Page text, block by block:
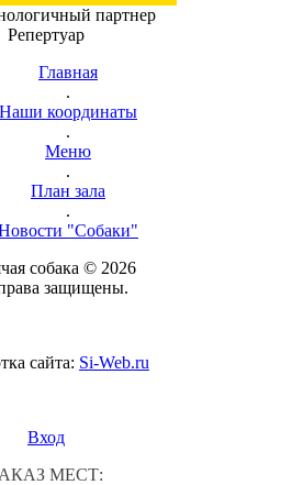
партнер
Репертуар
Главная
.
Наши координаты
.
Меню
.
План зала
.
"Собаки"
собака © 2026
защищены.
сайта: Si-Web.ru
Вход
МЕСТ: